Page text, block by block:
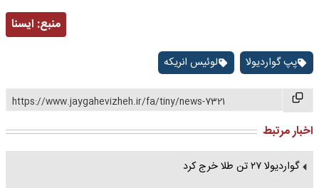
منبع: ايسنا
پپ گواردیولا لوئیس انریکه
https://www.jaygahevizheh.ir/fa/tiny/news-7321
اخبار مرتبط
گواردیولا ۲۷ تن طلا خرج کرد